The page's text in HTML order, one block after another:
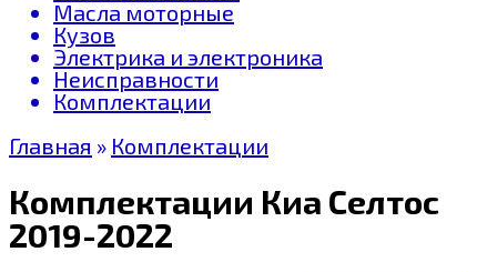
Масла моторные
Кузов
Электрика и электроника
Неисправности
Комплектации
Главная » Комплектации
Комплектации Киа Селтос
2019-2022